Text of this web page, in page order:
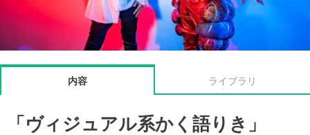
内容 ライブラリ
「ヴィジュアル系かく語りき」